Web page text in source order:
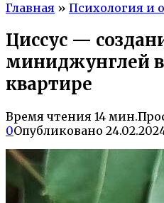
Главная » Психология и
Циссус —
миниджунглей
квартире
Время чтения 14 мин.
0Опубликовано